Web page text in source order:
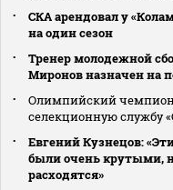
СКА арендовал у
на один сезон
Тренер молодежной
Миронов назначен на
Олимпийский
селекционную службу
Евгений Кузнецов:
были очень крутыми,
расходятся»